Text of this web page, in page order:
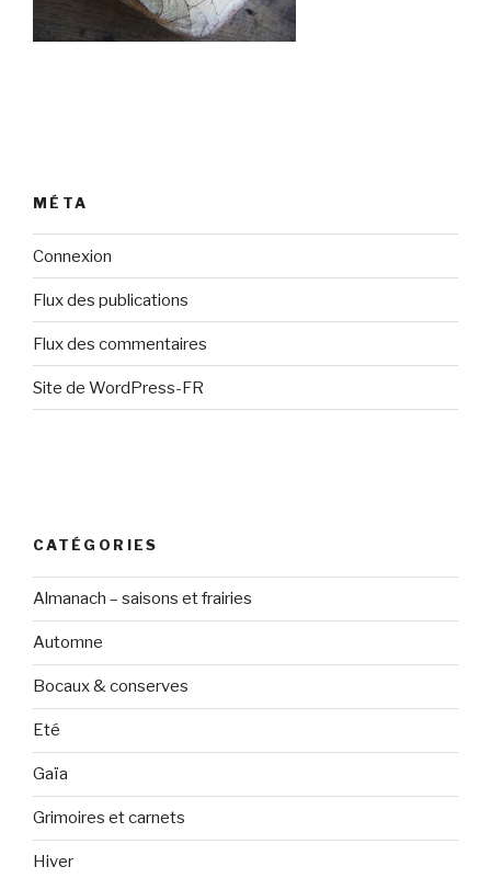
MÉTA
Connexion
Flux des publications
Flux des commentaires
Site de WordPress-FR
CATÉGORIES
Almanach – saisons et frairies
Automne
Bocaux & conserves
Eté
Gaïa
Grimoires et carnets
Hiver